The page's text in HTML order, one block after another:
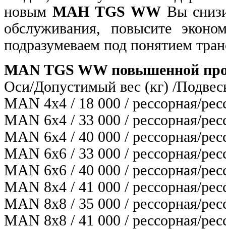
новым МАН TGS WW Вы
обслуживания, повысите
подразумеваем под понятием
MAN TGS WW повышенной
Оси/Допустимый вес (кг) /
MAN 4х4 / 18 000 / рессорная/
MAN 6х4 / 33 000 / рессорная/
MAN 6х4 / 40 000 / рессорная/
MAN 6х6 / 33 000 / рессорная/
MAN 6х6 / 40 000 / рессорная/
MAN 8х4 / 41 000 / рессорная/
MAN 8х8 / 35 000 / рессорная/
MAN 8х8 / 41 000 / рессорная/